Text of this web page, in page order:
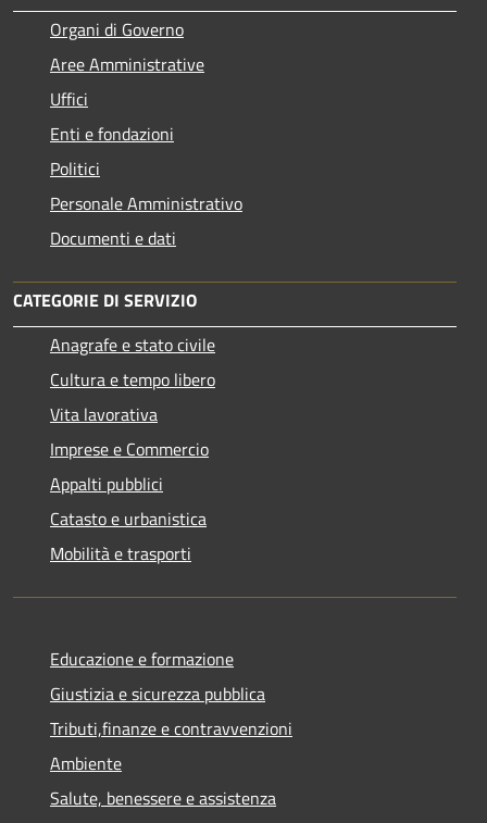
Organi di Governo
Aree Amministrative
Uffici
Enti e fondazioni
Politici
Personale Amministrativo
Documenti e dati
CATEGORIE DI SERVIZIO
Anagrafe e stato civile
Cultura e tempo libero
Vita lavorativa
Imprese e Commercio
Appalti pubblici
Catasto e urbanistica
Mobilità e trasporti
Educazione e formazione
Giustizia e sicurezza pubblica
Tributi,finanze e contravvenzioni
Ambiente
Salute, benessere e assistenza